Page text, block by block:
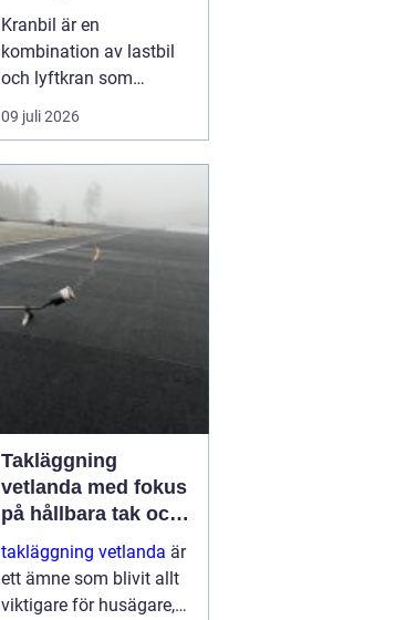
Kranbil är en
kombination av lastbil
och lyftkran som
används när tungt eller
skrymmande material
säkert och
Genom att hyra en
kranbil kan
privatpersoner, företag
och entrepren&...
09 juli 2026
Takläggning
vetlanda med fokus
på hållbara tak och
trygga hus
takläggning vetlanda är
ett ämne som blivit allt
viktigare för husägare,